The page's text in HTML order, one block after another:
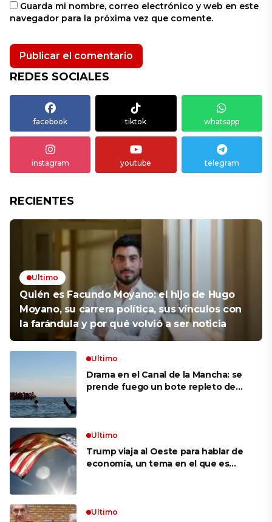
Guarda mi nombre, correo electrónico y web en este
navegador para la próxima vez que comente.
REDES SOCIALES
facebook tiktok whatsapp
instagram youtube telegram
RECIENTES
Ultimo
Quién es Facundo Moyano: el hijo de Hugo
Moyano, su carrera política, sus vínculos con
la farándula y por qué volvió a ser noticia
Ultimo
Drama en el Canal de la Mancha: se
prende fuego un bote repleto de
Ultimo
Trump viaja al Oeste para hablar de
economía, un tema en el que es
Ultimo